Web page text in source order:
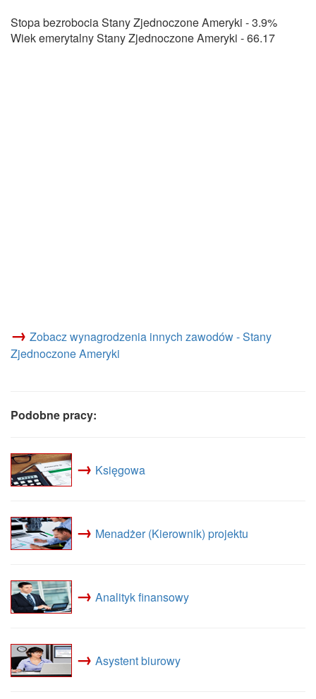
Stopa bezrobocia Stany Zjednoczone Ameryki - 3.9%
Wiek emerytalny Stany Zjednoczone Ameryki - 66.17
→ Zobacz wynagrodzenia innych zawodów - Stany
Zjednoczone Ameryki
Podobne pracy:
→ Księgowa
→ Menadżer (Kierownik) projektu
→ Analityk finansowy
→ Asystent biurowy